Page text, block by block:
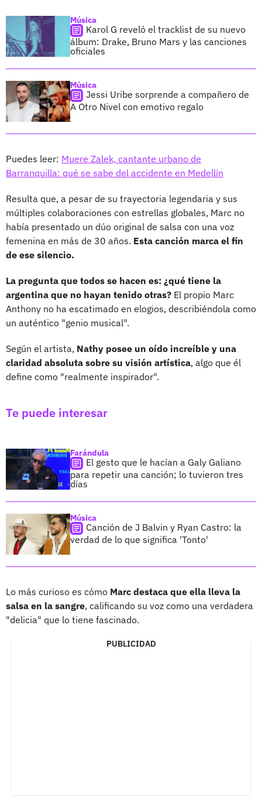
Música
Karol G reveló el tracklist de su nuevo
álbum: Drake, Bruno Mars y las canciones
oficiales
Música
Jessi Uribe sorprende a compañero de
A Otro Nivel con emotivo regalo
Puedes leer: Muere Zalek, cantante urbano de
Barranquilla: qué se sabe del accidente en Medellín
Resulta que, a pesar de su trayectoria legendaria y sus
múltiples colaboraciones con estrellas globales, Marc no
había presentado un dúo original de salsa con una voz
femenina en más de 30 años. Esta canción marca el fin
de ese silencio.
La pregunta que todos se hacen es: ¿qué tiene la
argentina que no hayan tenido otras? El propio Marc
Anthony no ha escatimado en elogios, describiéndola como
un auténtico "genio musical".
Según el artista, Nathy posee un oído increíble y una
claridad absoluta sobre su visión artística, algo que él
define como "realmente inspirador".
Te puede interesar
Farándula
El gesto que le hacían a Galy Galiano
para repetir una canción; lo tuvieron tres
días
Música
Canción de J Balvin y Ryan Castro: la
verdad de lo que significa 'Tonto'
Lo más curioso es cómo Marc destaca que ella lleva la
salsa en la sangre, calificando su voz como una verdadera
"delicia" que lo tiene fascinado.
PUBLICIDAD